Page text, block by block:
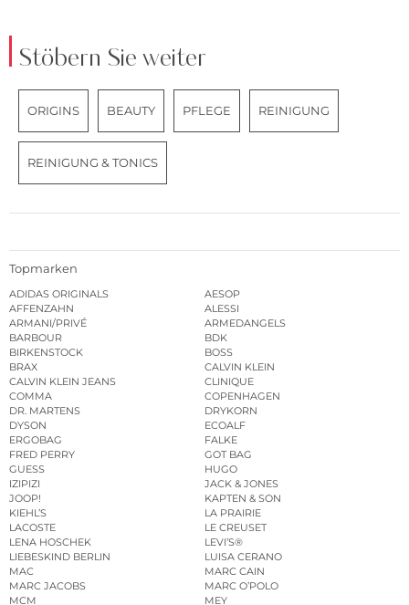
Stöbern Sie weiter
ORIGINS BEAUTY PFLEGE REINIGUNG
REINIGUNG & TONICS
Topmarken
ADIDAS ORIGINALS
AESOP
AFFENZAHN
ALESSI
ARMANI/PRIVÉ
ARMEDANGELS
BARBOUR
BDK
BIRKENSTOCK
BOSS
BRAX
CALVIN KLEIN
CALVIN KLEIN JEANS
CLINIQUE
COMMA
COPENHAGEN
DR. MARTENS
DRYKORN
DYSON
ECOALF
ERGOBAG
FALKE
FRED PERRY
GOT BAG
GUESS
HUGO
IZIPIZI
JACK & JONES
JOOP!
KAPTEN & SON
KIEHL’S
LA PRAIRIE
LACOSTE
LE CREUSET
LENA HOSCHEK
LEVI’S®
LIEBESKIND BERLIN
LUISA CERANO
MAC
MARC CAIN
MARC JACOBS
MARC O’POLO
MCM
MEY